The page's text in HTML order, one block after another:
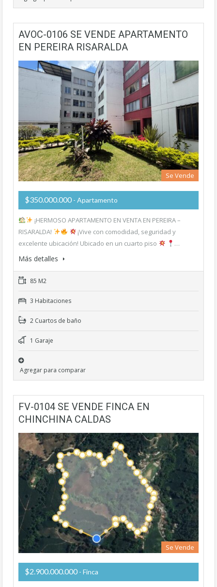
AVOC-0106 SE VENDE APARTAMENTO
EN PEREIRA RISARALDA
Se Vende
$350.000.000 - Apartamento
¡HERMOSO APARTAMENTO EN VENTA EN PEREIRA –
RISARALDA!
¡Vive con comodidad, seguridad y
excelente ubicación! Ubicado en un cuarto piso
…
Más detalles
85 M2
3 Habitaciones
2 Cuartos de baño
1 Garaje
Agregar para comparar
FV-0104 SE VENDE FINCA EN
CHINCHINA CALDAS
Se Vende
$2.900.000.000 - Finca